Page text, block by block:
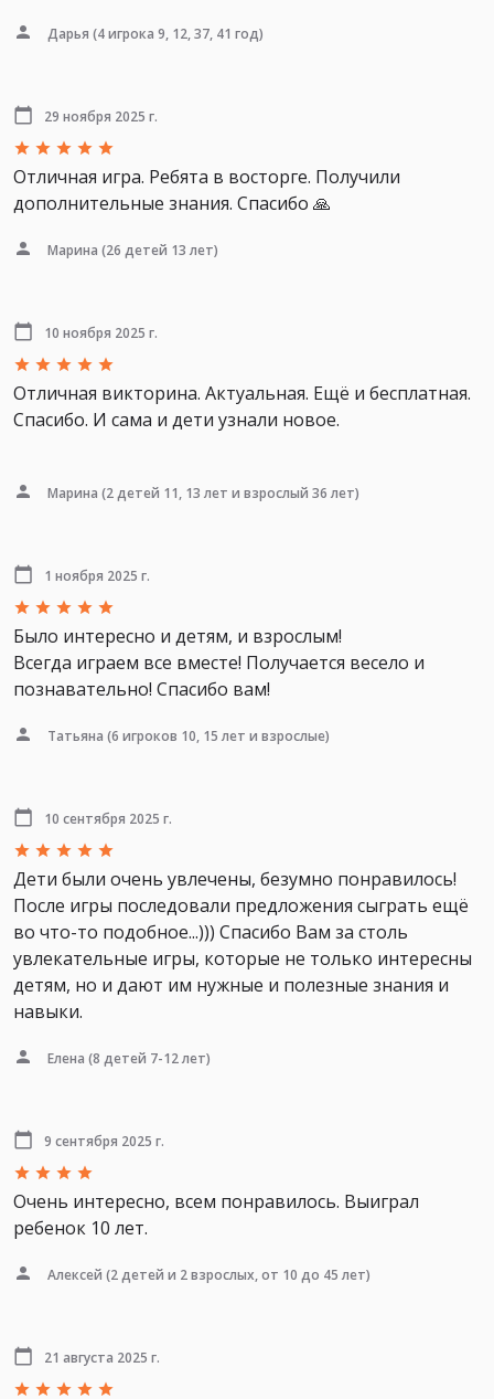
Дарья (4 игрока 9, 12, 37, 41 год)
29 ноября 2025 г.
Отличная игра. Ребята в восторге. Получили
дополнительные знания. Спасибо 🙏
Марина (26 детей 13 лет)
10 ноября 2025 г.
Отличная викторина. Актуальная. Ещё и бесплатная.
Спасибо. И сама и дети узнали новое.
Марина (2 детей 11, 13 лет и взрослый 36 лет)
1 ноября 2025 г.
Было интересно и детям, и взрослым!
Всегда играем все вместе! Получается весело и
познавательно! Спасибо вам!
Татьяна (6 игроков 10, 15 лет и взрослые)
10 сентября 2025 г.
Дети были очень увлечены, безумно понравилось!
После игры последовали предложения сыграть ещё
во что-то подобное...))) Спасибо Вам за столь
увлекательные игры, которые не только интересны
детям, но и дают им нужные и полезные знания и
навыки.
Елена (8 детей 7-12 лет)
9 сентября 2025 г.
Очень интересно, всем понравилось. Выиграл
ребенок 10 лет.
Алексей (2 детей и 2 взрослых, от 10 до 45 лет)
21 августа 2025 г.